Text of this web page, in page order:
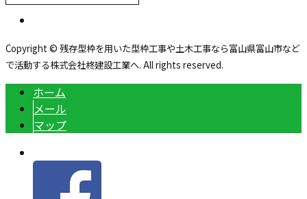
Copyright © 残存型枠を用いた型枠工事や土木工事なら富山県富山市など
で活動する株式会社柊建設工業へ. All rights reserved.
ホーム
メール
マップ